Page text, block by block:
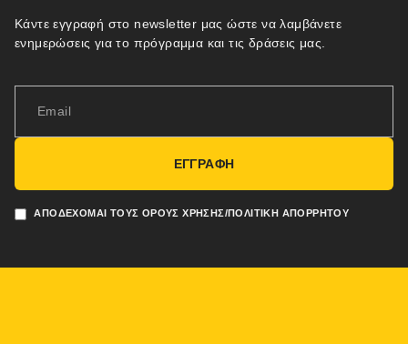
Κάντε εγγραφή στο newsletter μας ώστε να λαμβάνετε
ενημερώσεις για το πρόγραμμα και τις δράσεις μας.
ΑΠΟΔΈΧΟΜΑΙ ΤΟΥΣ ΌΡΟΥΣ ΧΡΉΣΗΣ/ΠΟΛΙΤΙΚΉ ΑΠΟΡΡΉΤΟΥ
ΕΓΓΡΑΦΗ